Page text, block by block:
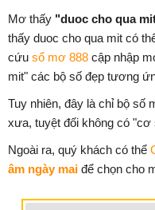
Mơ thấy "duoc cho qua
thấy duoc cho qua mit có
cứu sổ mơ 888 cập nhập
mit" các bộ số đẹp tương
Tuy nhiên, đây là chỉ bộ số
xưa, tuyệt đối không có "cơ
Ngoài ra, quý khách có thể
âm ngày mai để chọn cho